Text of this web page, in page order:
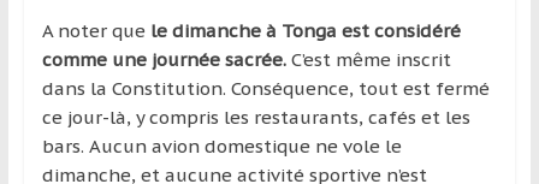
A noter que le dimanche à Tonga est considéré
comme une journée sacrée.C’est même inscrit
dans la Constitution. Conséquence, tout est fermé
ce jour-là, y compris les restaurants, cafés et les
bars. Aucun avion domestique ne vole le
dimanche, et aucune activité sportive n’est